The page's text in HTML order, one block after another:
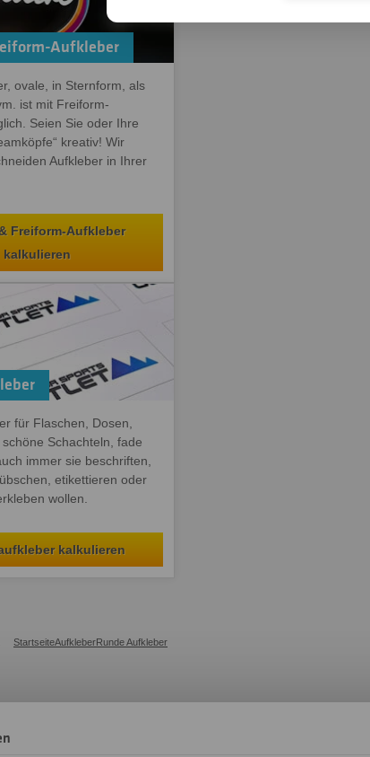
Aufkleber
ovale, in Sternform, als
ist mit Freiform-
Seien Sie oder Ihre
kreativ! Wir
Aufkleber in Ihrer
Freiform-Aufkleber
kalkulieren
für Flaschen, Dosen,
Schachteln, fade
immer sie beschriften,
etikettieren oder
wollen.
kalkulieren
StartseiteAufkleberRunde Aufkleber